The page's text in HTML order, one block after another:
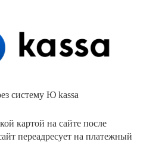
систему Ю kassa
картой на сайте после
переадресует на платежный